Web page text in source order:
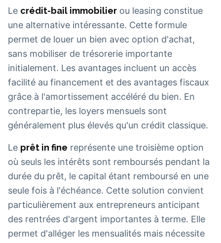
Le crédit-bail immobilier ou leasing constitue
une alternative intéressante. Cette formule
permet de louer un bien avec option d'achat,
sans mobiliser de trésorerie importante
initialement. Les avantages incluent un accès
facilité au financement et des avantages fiscaux
grâce à l'amortissement accéléré du bien. En
contrepartie, les loyers mensuels sont
généralement plus élevés qu'un crédit classique.
Le prêt in fine représente une troisième option
où seuls les intérêts sont remboursés pendant la
durée du prêt, le capital étant remboursé en une
seule fois à l'échéance. Cette solution convient
particulièrement aux entrepreneurs anticipant
des rentrées d'argent importantes à terme. Elle
permet d'alléger les mensualités mais nécessite